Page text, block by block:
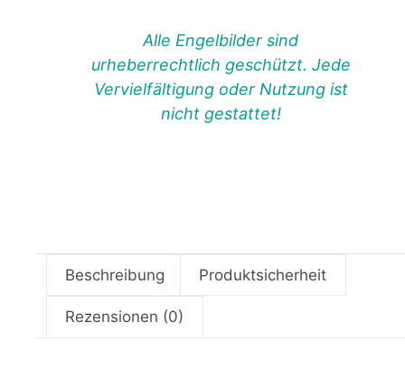
Alle Engelbilder sind
urheberrechtlich geschützt. Jede
Vervielfältigung oder Nutzung ist
nicht gestattet!
Beschreibung Produktsicherheit
Rezensionen (0)